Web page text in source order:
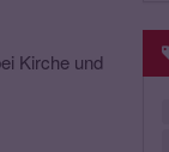
Kirche und